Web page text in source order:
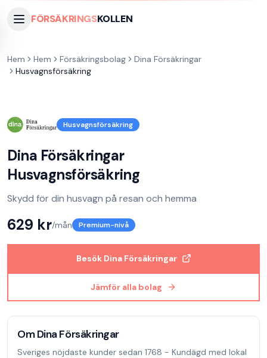
FÖRSÄKRINGSKOLLEN
Hem Hem Försäkringsbolag
Dina Försäkringar
Husvagnsförsäkring
Husvagnsförsäkring
Dina Försäkringar
Husvagnsförsäkring
Skydd för din husvagn på resan och hemma
629 kr/mån Premium-nivå
Besök Dina Försäkringar
Jämför alla bolag
OmDina Försäkringar
Sveriges nöjdaste kunder sedan 1768 - Kundägd med lokal